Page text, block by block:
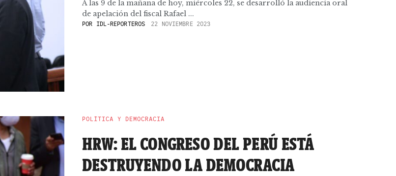
A las 9 de la mañana de hoy, miércoles 22, se desarrolló la audiencia oral
de apelación del fiscal Rafael ...
POR IDL-REPORTEROS 22 NOVIEMBRE 2023
POLÍTICA Y DEMOCRACIA
HRW: EL CONGRESO DEL PERÚ ESTÁ
DESTRUYENDO LA DEMOCRACIA